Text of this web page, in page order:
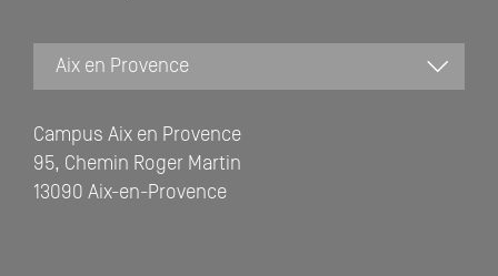
Campus Aix en Provence
95, Chemin Roger Martin
13090 Aix-en-Provence